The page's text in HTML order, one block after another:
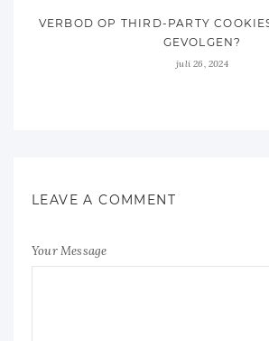
VERBOD OP THIRD-PARTY
GEVOLGEN?
juli 26, 2024
LEAVE A COMMENT
Your Message